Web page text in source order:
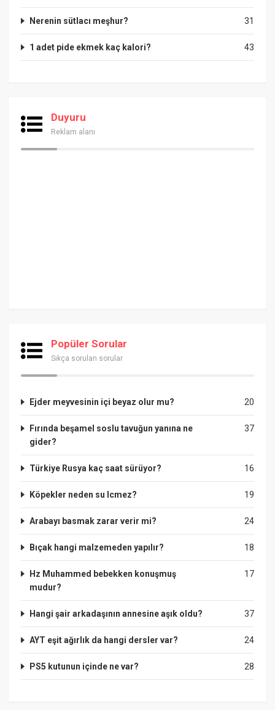
31
Nerenin sütlacı meşhur?
43
1 adet pide ekmek kaç kalori?
Duyuru
Reklam alanı
Popüler Sorular
Sıkça sorulan sorular
20
Ejder meyvesinin içi beyaz olur mu?
37
Fırında beşamel soslu tavuğun yanına ne
gider?
16
Türkiye Rusya kaç saat sürüyor?
19
Köpekler neden su Icmez?
24
Arabayı basmak zarar verir mi?
18
Bıçak hangi malzemeden yapılır?
17
Hz Muhammed bebekken konuşmuş
mudur?
37
Hangi şair arkadaşının annesine aşık oldu?
24
AYT eşit ağırlık da hangi dersler var?
28
PS5 kutunun içinde ne var?